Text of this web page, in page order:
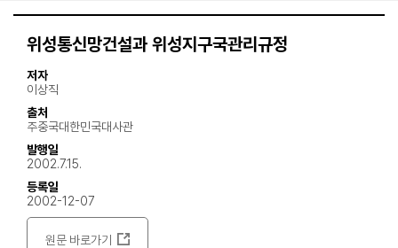
위성통신망건설과 위성지구국관리규정
저자
이상직
출처
주중국대한민국대사관
발행일
2002.7.15.
등록일
2002-12-07
원문 바로가기